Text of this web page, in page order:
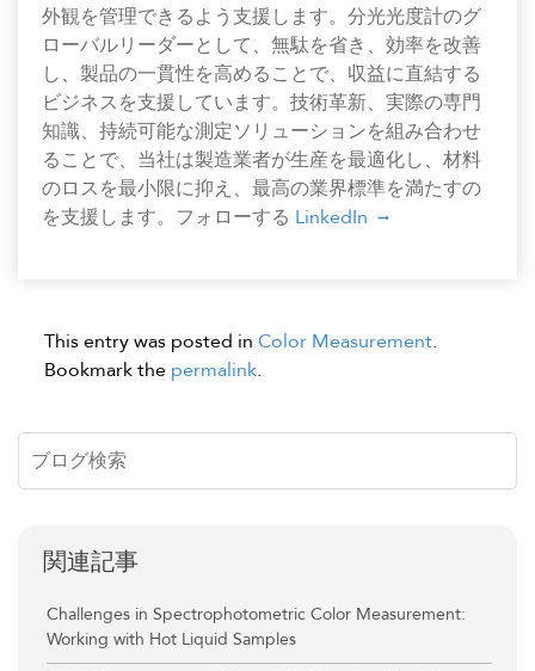
外観を管理できるよう支援します。分光光度計のグ
ローバルリーダーとして、無駄を省き、効率を改善
し、製品の一貫性を高めることで、収益に直結する
ビジネスを支援しています。技術革新、実際の専門
知識、持続可能な測定ソリューションを組み合わせ
ることで、当社は製造業者が生産を最適化し、材料
のロスを最小限に抑え、最高の業界標準を満たすの
を支援します。フォローする LinkedIn
This entry was posted in Color Measurement.
Bookmark the permalink.
関連記事
Challenges in Spectrophotometric Color Measurement:
Working with Hot Liquid Samples